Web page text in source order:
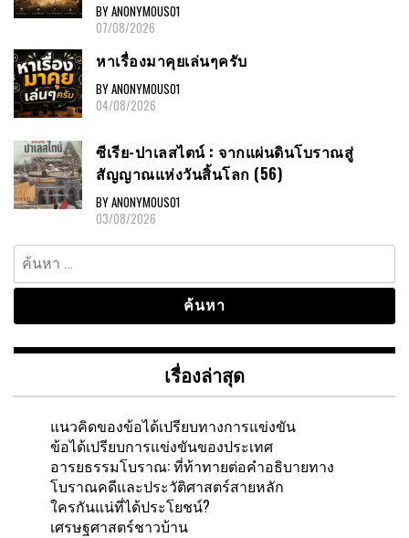
BY ANONYMOUS01
07/08/2026
หาเรื่องมาคุยเล่นๆครับ
BY ANONYMOUS01
04/08/2026
ซีเรีย-ปาเลสไตน์ : จากแผ่นดินโบราณสู่
สัญญาณแห่งวันสิ้นโลก (56)
BY ANONYMOUS01
03/08/2026
ค้นหา
สำหรับ:
เรื่องล่าสุด
แนวคิดของข้อได้เปรียบทางการแข่งขัน
ข้อได้เปรียบการแข่งขันของประเทศ
อารยธรรมโบราณ: ที่ท้าทายต่อคำอธิบายทาง
โบราณคดีและประวัติศาสตร์สายหลัก
ใครกันแน่ที่ได้ประโยชน์?
เศรษฐศาสตร์ชาวบ้าน